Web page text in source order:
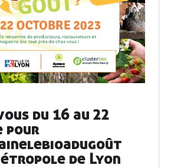
du 16 au 22
pour
de Lyon